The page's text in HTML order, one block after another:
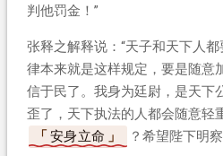
判他罚金！”
张释之解释说：“天子和天下人
律本来就是这样规定，要是随意
信于民了。我身为廷尉，是天下
歪了，天下执法的人都会随意轻
安身立命
？希望陛下明